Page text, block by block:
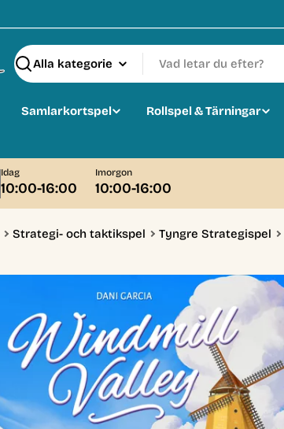
Sök
Samlarkortspel Rollspel & Tärningar
Idag
10:00-16:00
Imorgon
10:00-16:00
Strategi- och taktikspel Tyngre Strategispel